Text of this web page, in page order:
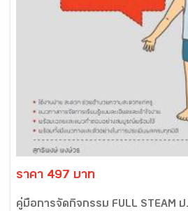
ราคา 497 บาท
คู่มือการจัดกิจกรรม FULL STEAM ป